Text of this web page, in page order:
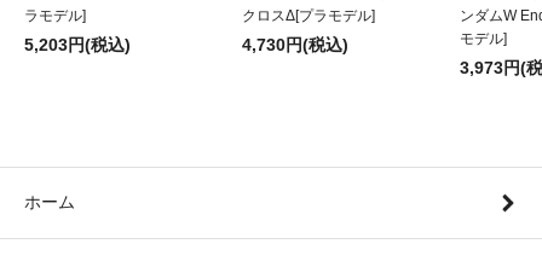
ラモデル]
5,203円(税込)
クロスΔ[プラモデル]
4,730円(税込)
ンダムW
モデル]
3,973円(
ホーム